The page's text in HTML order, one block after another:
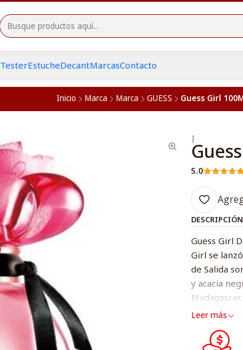
TesterEstucheDecantMarcasContacto
Inicio Marca Marca GUESS Guess Girl
|
5.0
DESCRIPCIÓN
Guess Girl
Girl se
de Salida
y acacia
Madagascar.
Leer más